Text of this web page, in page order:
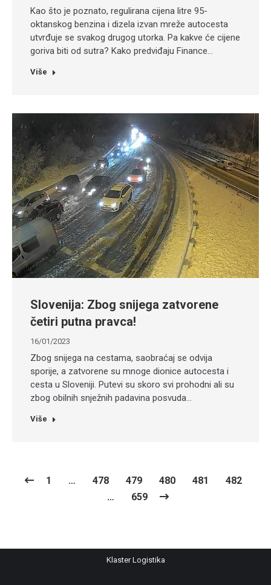
Kao što je poznato, regulirana cijena litre 95-
oktanskog benzina i dizela izvan mreže autocesta
utvrđuje se svakog drugog utorka. Pa kakve će cijene
goriva biti od sutra? Kako predviđaju Finance…
Više
Slovenija: Zbog snijega zatvorene
četiri putna pravca!
16/01/2023
Zbog snijega na cestama, saobraćaj se odvija
sporije, a zatvorene su mnoge dionice autocesta i
cesta u Sloveniji. Putevi su skoro svi prohodni ali su
zbog obilnih snježnih padavina posvuda…
Više
1 … 478 479 480 481
482
…
659
Klaster Logistika